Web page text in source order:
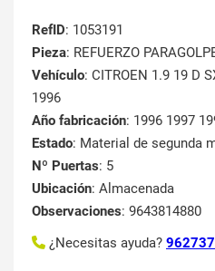
RefID: 1053191
Pieza: REFUERZO
Vehículo: CITROEN 1.9 19 D
1996
Año fabricación: 1996 1997
Estado: Material de segunda
Nº Puertas: 5
Ubicación: Almacenada
Observaciones: 9643814880
¿Necesitas ayuda?